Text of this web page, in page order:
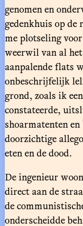
genomen en
gedenkhuis op
me plotseling
weerwil van al
aanpalende flats
onbeschrijfelijk
grond, zoals ik
constateerde,
shoarmatenten
doorzichtige
eten en de dood.
De ingenieur
direct aan de
de
onderscheidde